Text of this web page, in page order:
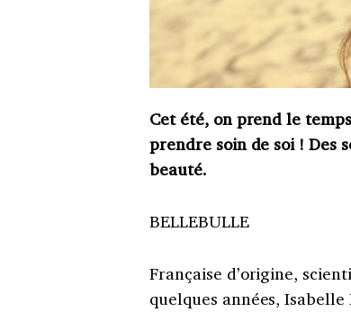
Cet été, on prend le
prendre soin de soi ! Des
beauté.
BELLEBULLE
Française d’origine,
quelques années,